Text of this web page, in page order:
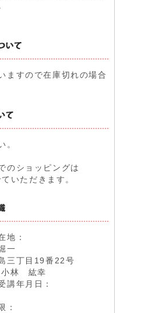
ますので在庫切れの場合
。
のショッピングは
いただきます。
地：
一
三丁目19番22号
:小林 紘幸
講年月日：
：